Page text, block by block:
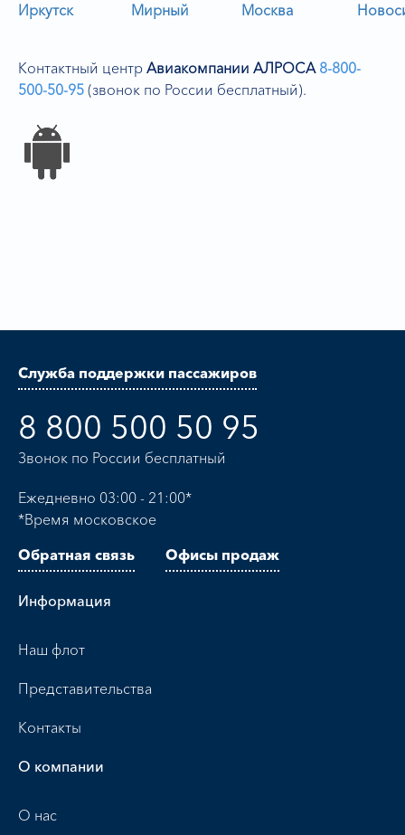
Иркутск
Мирный
Москва
Контактный центр Авиакомпании АЛРОСА 8-800-
500-50-95 (звонок по России бесплатный).
Служба поддержки пассажиров
8 800 500 50 95
Звонок по России бесплатный
Ежедневно 03:00 - 21:00*
*Время московское
Обратная связь
Офисы продаж
Информация
Наш флот
Представительства
Контакты
О компании
О нас